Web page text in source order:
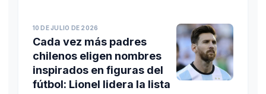
10 DE JULIO DE 2026
Cada vez más padres
chilenos eligen nombres
inspirados en figuras del
fútbol: Lionel lidera la lista